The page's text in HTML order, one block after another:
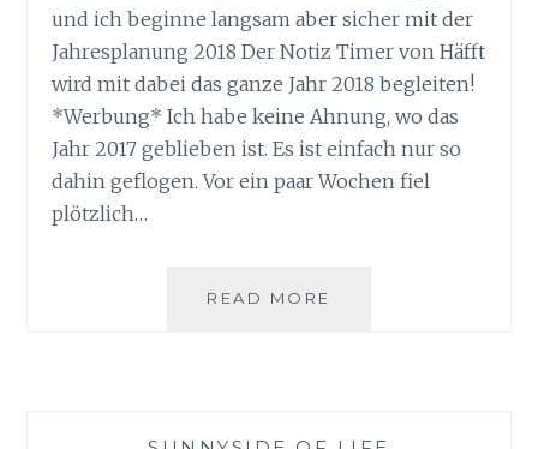
und ich beginne langsam aber sicher mit der
Jahresplanung 2018 Der Notiz Timer von Häfft
wird mit dabei das ganze Jahr 2018 begleiten!
*Werbung* Ich habe keine Ahnung, wo das
Jahr 2017 geblieben ist. Es ist einfach nur so
dahin geflogen. Vor ein paar Wochen fiel
plötzlich…
READ MORE